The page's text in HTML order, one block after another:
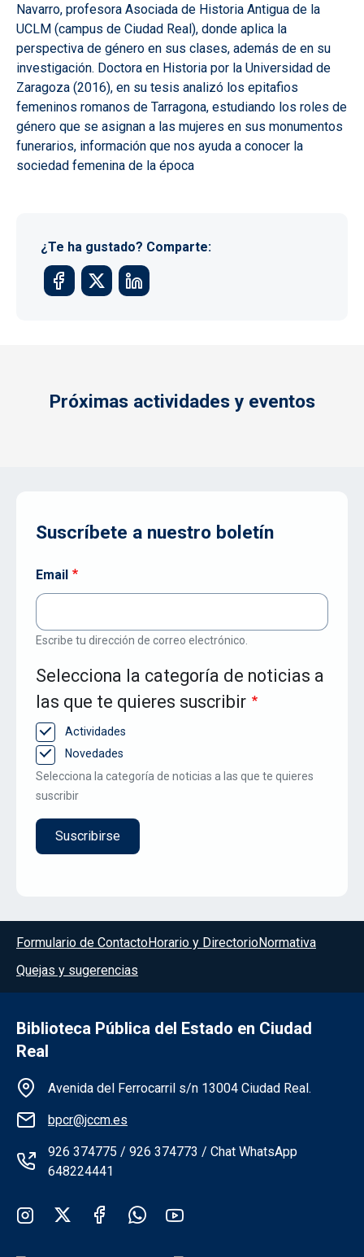
Navarro, profesora Asociada de Historia Antigua de la
UCLM (campus de Ciudad Real), donde aplica la
perspectiva de género en sus clases, además de en su
investigación. Doctora en Historia por la Universidad de
Zaragoza (2016), en su tesis analizó los epitafios
femeninos romanos de Tarragona, estudiando los roles de
género que se asignan a las mujeres en sus monumentos
funerarios, información que nos ayuda a conocer la
sociedad femenina de la época
¿Te ha gustado? Comparte:
Próximas actividades y eventos
Suscríbete a nuestro boletín
Email
Escribe tu dirección de correo electrónico.
Selecciona la categoría de noticias a
las que te quieres suscribir
Actividades
Novedades
Selecciona la categoría de noticias a las que te quieres
suscribir
Menú del pie
Formulario de ContactoHorario y DirectorioNormativa
Quejas y sugerencias
Biblioteca Pública del Estado en Ciudad
Real
Información de la institución
Avenida del Ferrocarril s/n 13004 Ciudad Real.
bpcr@jccm.es
926 374775 / 926 374773 / Chat WhatsApp
648224441
Redes sociales institución